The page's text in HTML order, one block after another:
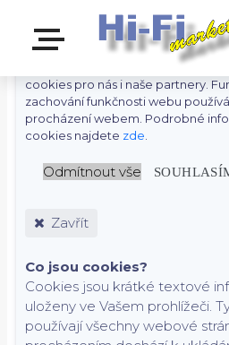
S cílem usnadnit uživatelům
využíváme cookies. Kliknutím na
použitím preferenčních,
cookies pro nás i naše partnery.
zachování funkčnosti webu
procházení webem. Podrobné
cookies najdete zde
Odmítnout vše
Zavřít
Co jsou cookies?
Cookies jsou krátké textové
uloženy ve Vašem prohlížeči.
používají všechny webové